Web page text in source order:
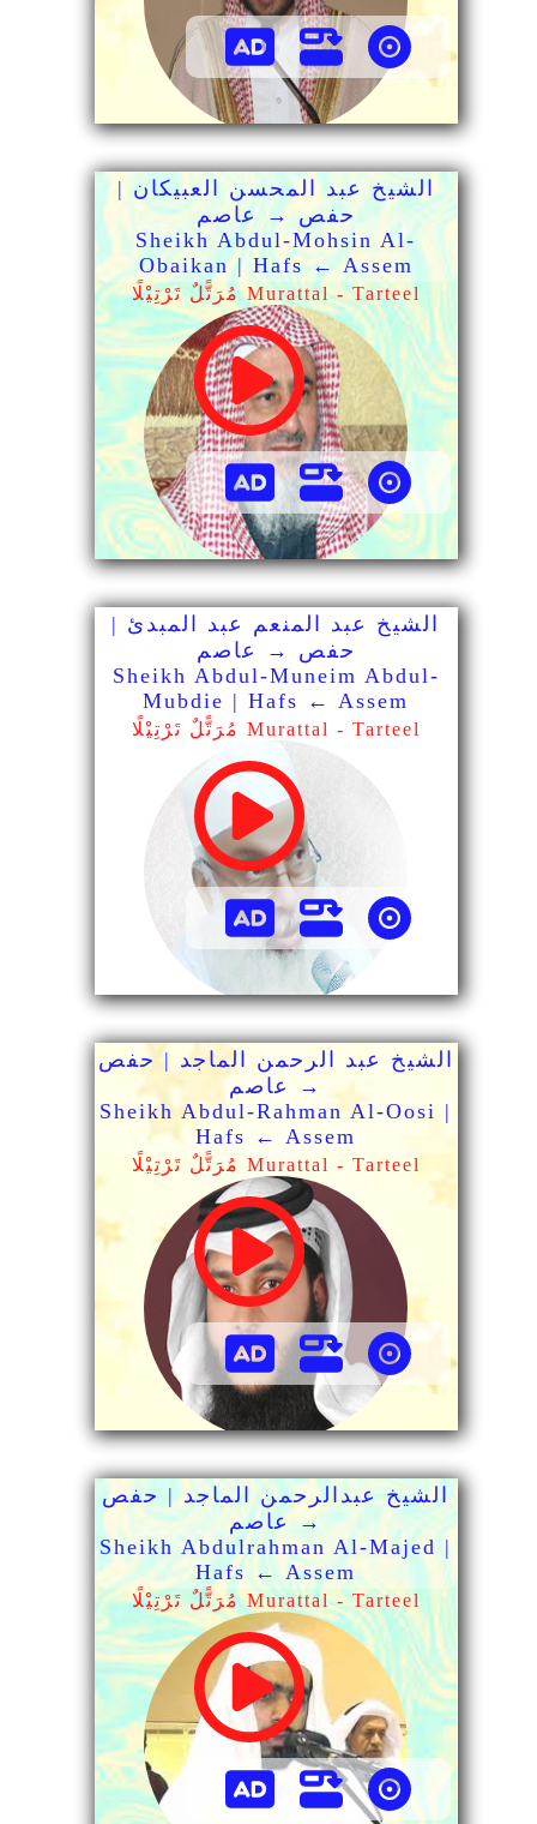
الشيخ عبد المحسن العبيكان |
حفص → عاصم
Sheikh Abdul-Mohsin Al-
Obaikan | Hafs ← Assem
مُرَتًّلٌ تَرْتِيْلًا Murattal - Tarteel
الشيخ عبد المنعم عبد المبدئ |
حفص → عاصم
Sheikh Abdul-Muneim Abdul-
Mubdie | Hafs ← Assem
مُرَتًّلٌ تَرْتِيْلًا Murattal - Tarteel
الشيخ عبد الرحمن الماجد | حفص
→ عاصم
Sheikh Abdul-Rahman Al-Oosi |
Hafs ← Assem
مُرَتًّلٌ تَرْتِيْلًا Murattal - Tarteel
الشيخ عبدالرحمن الماجد | حفص
→ عاصم
Sheikh Abdulrahman Al-Majed |
Hafs ← Assem
مُرَتًّلٌ تَرْتِيْلًا Murattal - Tarteel